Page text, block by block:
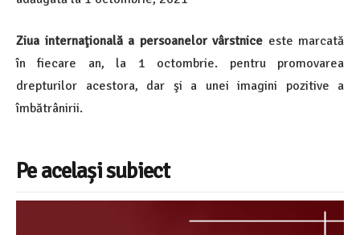
Ziua internaţională a persoanelor vârstnice este marcată
în fiecare an, la 1 octombrie. pentru promovarea
drepturilor acestora, dar şi a unei imagini pozitive a
îmbătrânirii.
Pe același subiect